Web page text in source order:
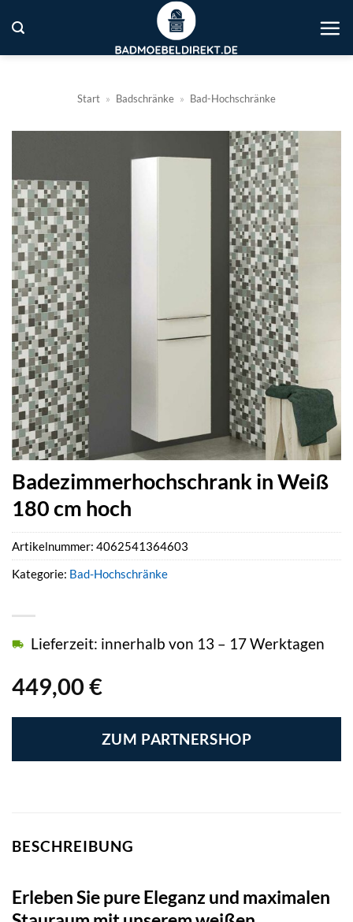
Inhalt
springen
Start » Badschränke » Bad-Hochschränke
Badezimmerhochschrank in Weiß
180 cm hoch
449,00 €
Lieferzeit: innerhalb von 13 – 17 Werktagen
ZUM PARTNERSHOP
Artikelnummer: 4062541364603
Kategorie: Bad-Hochschränke
BESCHREIBUNG
Erleben Sie pure Eleganz und maximalen